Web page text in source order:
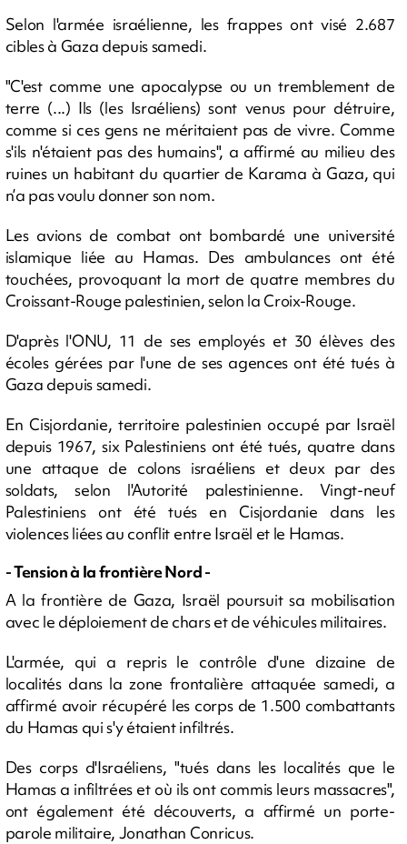
Selon l'armée israélienne, les frappes ont visé 2.687
cibles à Gaza depuis samedi.
"C'est comme une apocalypse ou un tremblement de
terre (...) Ils (les Israéliens) sont venus pour détruire,
comme si ces gens ne méritaient pas de vivre. Comme
s'ils n'étaient pas des humains", a affirmé au milieu des
ruines un habitant du quartier de Karama à Gaza, qui
n’a pas voulu donner son nom.
Les avions de combat ont bombardé une université
islamique liée au Hamas. Des ambulances ont été
touchées, provoquant la mort de quatre membres du
Croissant-Rouge palestinien, selon la Croix-Rouge.
D'après l'ONU, 11 de ses employés et 30 élèves des
écoles gérées par l'une de ses agences ont été tués à
Gaza depuis samedi.
En Cisjordanie, territoire palestinien occupé par Israël
depuis 1967, six Palestiniens ont été tués, quatre dans
une attaque de colons israéliens et deux par des
soldats, selon l'Autorité palestinienne. Vingt-neuf
Palestiniens ont été tués en Cisjordanie dans les
violences liées au conflit entre Israël et le Hamas.
- Tension à la frontière Nord -
A la frontière de Gaza, Israël poursuit sa mobilisation
avec le déploiement de chars et de véhicules militaires.
L'armée, qui a repris le contrôle d'une dizaine de
localités dans la zone frontalière attaquée samedi, a
affirmé avoir récupéré les corps de 1.500 combattants
du Hamas qui s'y étaient infiltrés.
Des corps d'Israéliens, "tués dans les localités que le
Hamas a infiltrées et où ils ont commis leurs massacres",
ont également été découverts, a affirmé un porte-
parole militaire, Jonathan Conricus.